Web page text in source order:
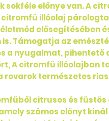
sokféle előnye van. A
citromfű illóolaj
elősegítésében
Támogatja az
a nyugalmat, pihentető
A citromfű illóolajban
rovarok természetes
citrusos és füstös
számos előnyt